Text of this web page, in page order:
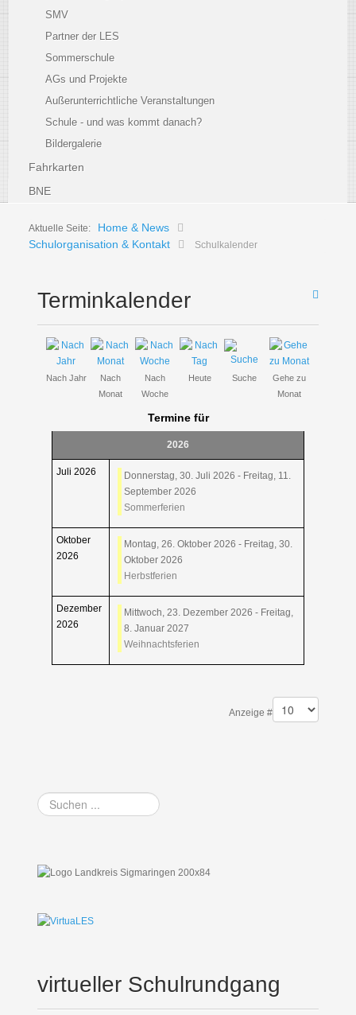
SMV
Partner der LES
Sommerschule
AGs und Projekte
Außerunterrichtliche Veranstaltungen
Schule - und was kommt danach?
Bildergalerie
Fahrkarten
BNE
Aktuelle Seite:
Home & News
Schulorganisation & Kontakt
Schulkalender
Terminkalender
Nach Jahr
Nach
Monat
Nach
Woche
Heute Suche
Gehe zu
Monat
Termine für
2026
Juli 2026
Donnerstag, 30. Juli 2026 - Freitag, 11.
September 2026
Sommerferien
Oktober
2026
Montag, 26. Oktober 2026 - Freitag, 30.
Oktober 2026
Herbstferien
Dezember
2026
Mittwoch, 23. Dezember 2026 - Freitag,
8. Januar 2027
Weihnachtsferien
Anzeige #
Suchen
...
virtueller Schulrundgang